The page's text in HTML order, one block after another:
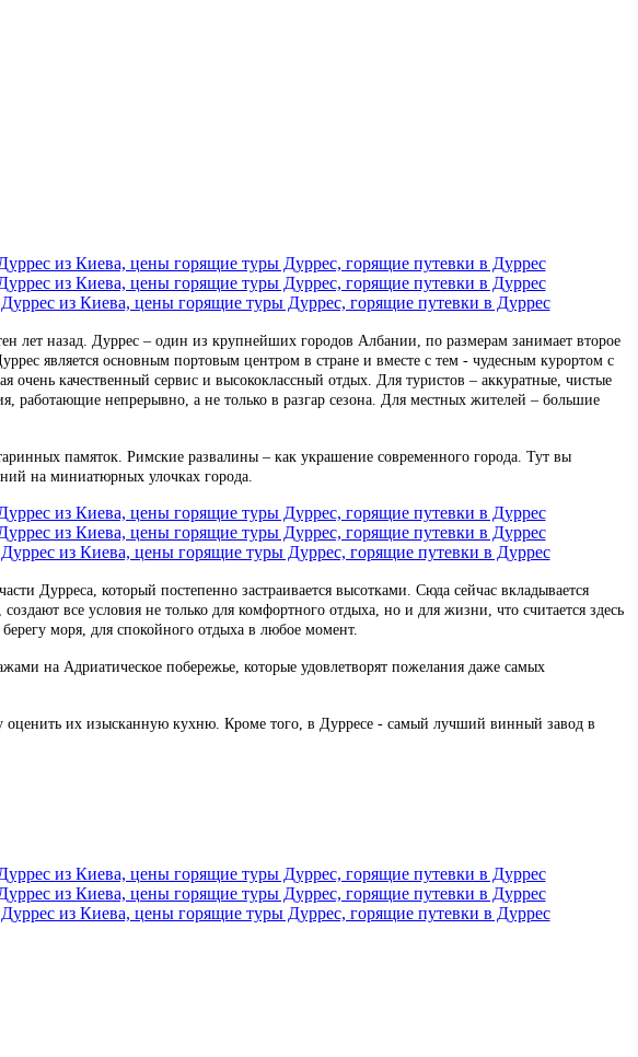
лет назад. Дуррес – один из крупнейших городов Албании, по размерам занимает второе
является основным портовым центром в стране и вместе с тем - чудесным курортом с
качественный сервис и высококлассный отдых. Для туристов – аккуратные, чистые
работающие непрерывно, а не только в разгар сезона. Для местных жителей – большие
памяток. Римские развалины – как украшение современного города. Тут вы
на миниатюрных улочках города.
Дурреса, который постепенно застраивается высотками. Сюда сейчас вкладывается
все условия не только для комфортного отдыха, но и для жизни, что считается здесь
моря, для спокойного отдыха в любое момент.
на Адриатическое побережье, которые удовлетворят пожелания даже самых
оценить их изысканную кухню. Кроме того, в Дурресе - самый лучший винный завод в